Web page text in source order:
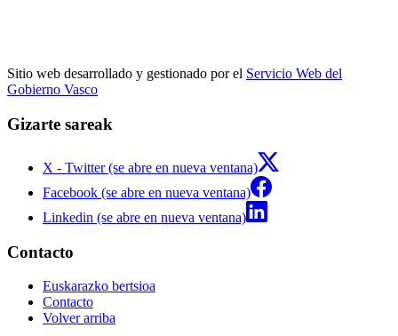
Sitio web desarrollado y gestionado por el Servicio Web del
Gobierno Vasco
Gizarte sareak
X - Twitter (se abre en nueva ventana)
Facebook (se abre en nueva ventana)
Linkedin (se abre en nueva ventana)
Contacto
Euskarazko bertsioa
Contacto
Volver arriba